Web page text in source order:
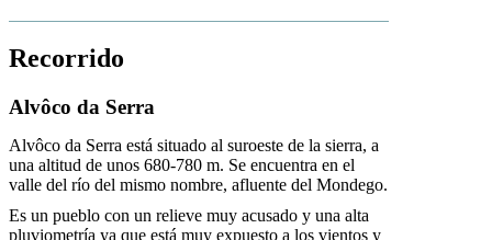
Recorrido
Alvôco da Serra
Alvôco da Serra está situado al suroeste de la sierra, a
una altitud de unos 680-780 m. Se encuentra en el
valle del río del mismo nombre, afluente del Mondego.
Es un pueblo con un relieve muy acusado y una alta
pluviometría ya que está muy expuesto a los vientos y